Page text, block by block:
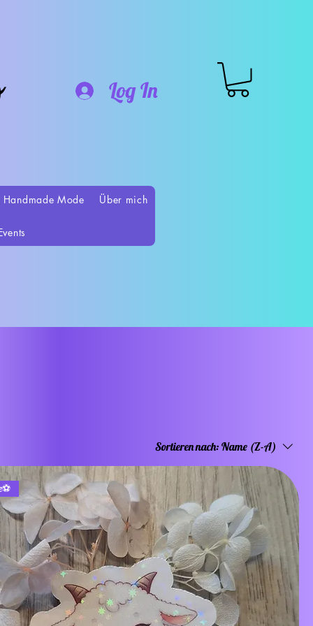
Log In
Handmade Mode Über mich
Sortieren nach: Name (Z-A)